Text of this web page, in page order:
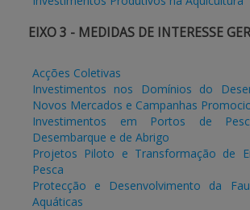
EIXO 3 - MEDIDAS DE INTERESSE
Acções Coletivas
Investimentos nos Domínios do
Novos Mercados e Campanhas
Investimentos em Portos de
Desembarque e de Abrigo
Projetos Piloto e Transformação de
Pesca
Protecção e Desenvolvimento da
Aquáticas